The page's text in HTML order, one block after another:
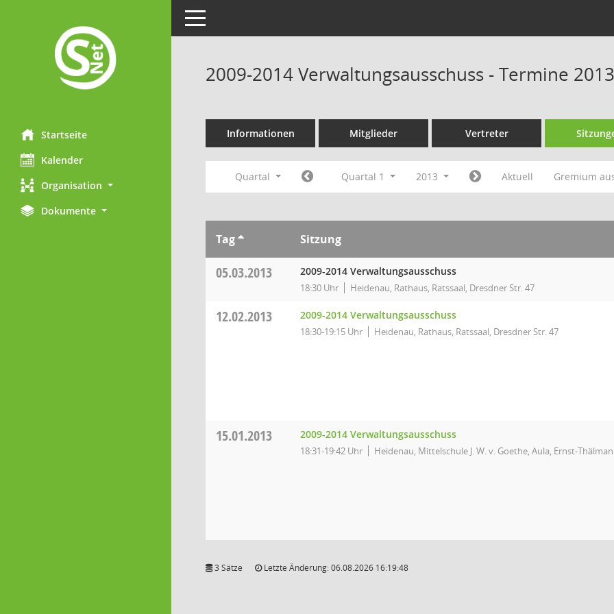
Startseite
Kalender
Organisation
Dokumente
Toggle navigation
2009-2014 Verwaltungsausschuss - Termine 2013
Informationen Mitglieder Vertreter
Quartal Quartal 1 2013 Aktuell Gremium
Tag Sitzung
05.03.2013 2009-2014 Verwaltungsausschuss
18:30 Uhr Heidenau, Rathaus, Ratssaal, Dresdner Str. 47
12.02.2013 2009-2014 Verwaltungsausschuss
18:30-19:15 Uhr Heidenau, Rathaus, Ratssaal, Dresdner Str. 47
15.01.2013 2009-2014 Verwaltungsausschuss
18:31-19:42 Uhr Heidenau, Mittelschule J. W. v. Goethe, Aula, Ernst-
3 Sätze Letzte Änderung: 06.08.2026 16:19:48